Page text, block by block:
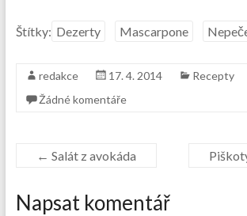
Štítky: Dezerty Mascarpone
redakce 17. 4. 2014
Recepty
Žádné komentáře
← Salát z avokáda
Napsat komentář